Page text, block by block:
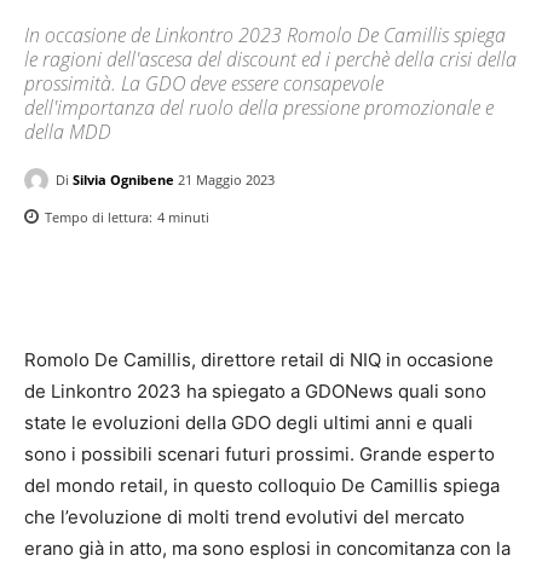
In occasione de Linkontro 2023 Romolo De Camillis spiega
le ragioni dell'ascesa del discount ed i perchè della crisi della
prossimità. La GDO deve essere consapevole
dell'importanza del ruolo della pressione promozionale e
della MDD
Di Silvia Ognibene 21 Maggio 2023
Tempo di lettura: 4 minuti
Romolo De Camillis, direttore retail di NIQ in occasione
de Linkontro 2023 ha spiegato a GDONews quali sono
state le evoluzioni della GDO degli ultimi anni e quali
sono i possibili scenari futuri prossimi. Grande esperto
del mondo retail, in questo colloquio De Camillis spiega
che l’evoluzione di molti trend evolutivi del mercato
erano già in atto, ma sono esplosi in concomitanza con la